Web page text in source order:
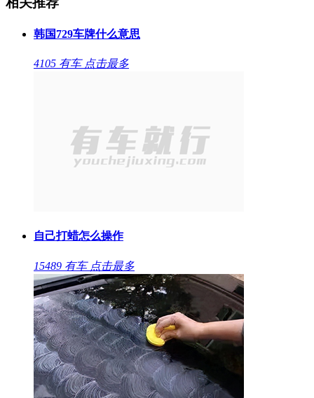
韩国729车牌什么意思
4105 有车 点击最多
自己打蜡怎么操作
15489 有车 点击最多